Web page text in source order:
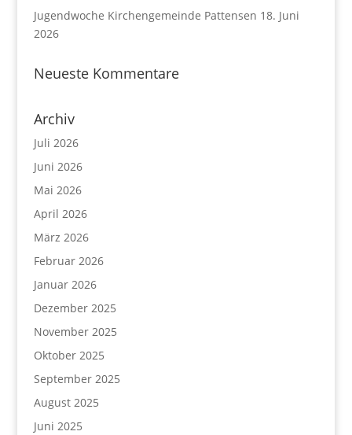
Jugendwoche Kirchengemeinde Pattensen 18. Juni
2026
Neueste Kommentare
Archiv
Juli 2026
Juni 2026
Mai 2026
April 2026
März 2026
Februar 2026
Januar 2026
Dezember 2025
November 2025
Oktober 2025
September 2025
August 2025
Juni 2025